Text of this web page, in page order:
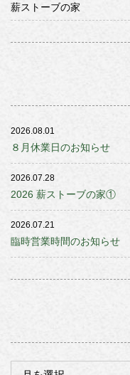
薪ストーブの家
2026.08.01
８月休業日のお知らせ
2026.07.28
2026 薪ストーブの家①
2026.07.21
臨時営業時間のお知らせ